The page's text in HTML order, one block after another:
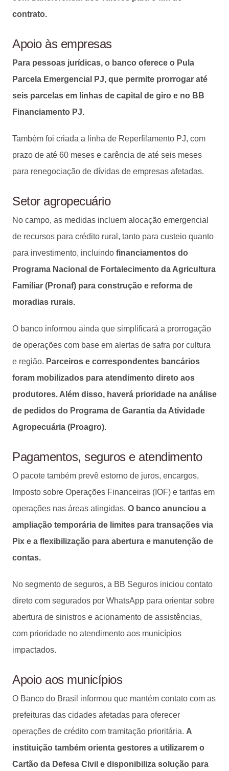
contrato.
Apoio às empresas
Para pessoas jurídicas, o banco oferece o Pula
Parcela Emergencial PJ, que permite prorrogar até
seis parcelas em linhas de capital de giro e no BB
Financiamento PJ.
Também foi criada a linha de Reperfilamento PJ, com
prazo de até 60 meses e carência de até seis meses
para renegociação de dívidas de empresas afetadas.
Setor agropecuário
No campo, as medidas incluem alocação emergencial
de recursos para crédito rural, tanto para custeio quanto
para investimento, incluindo financiamentos do
Programa Nacional de Fortalecimento da Agricultura
Familiar (Pronaf) para construção e reforma de
moradias rurais.
O banco informou ainda que simplificará a prorrogação
de operações com base em alertas de safra por cultura
e região. Parceiros e correspondentes bancários
foram mobilizados para atendimento direto aos
produtores. Além disso, haverá prioridade na análise
de pedidos do Programa de Garantia da Atividade
Agropecuária (Proagro).
Pagamentos, seguros e atendimento
O pacote também prevê estorno de juros, encargos,
Imposto sobre Operações Financeiras (IOF) e tarifas em
operações nas áreas atingidas. O banco anunciou a
ampliação temporária de limites para transações via
Pix e a flexibilização para abertura e manutenção de
contas.
No segmento de seguros, a BB Seguros iniciou contato
direto com segurados por WhatsApp para orientar sobre
abertura de sinistros e acionamento de assistências,
com prioridade no atendimento aos municípios
impactados.
Apoio aos municípios
O Banco do Brasil informou que mantém contato com as
prefeituras das cidades afetadas para oferecer
operações de crédito com tramitação prioritária. A
instituição também orienta gestores a utilizarem o
Cartão da Defesa Civil e disponibiliza solução para